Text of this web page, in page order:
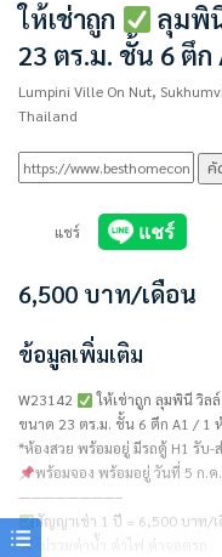
ให้เช่าถูก ลุมพิ
23 ตร.ม. ชั้น 6 ตึก
Lumpini Ville On Nut,
Thailand
คั
แชร์
6,500 บาท/เดือน
ข้อมูลเพิ่มเติม
W23142
ให้เช่าถูก ลุมพินี วิล
ขนาด 23 ตร.ม. ชั้น 6 ตึก A1 / 1
*ห้องสวย พร้อมอยู่ มีรถตู้ H1 รับ-
พร้อมจอง พร้อมอยู่ วันที่ 5 ก.ค
————————–
สัญญาเช่า 1 ปี = 6,500 บาท/เ
ไม่รวมค่าน้ำ ค่าไฟ ค่าจอดรถ